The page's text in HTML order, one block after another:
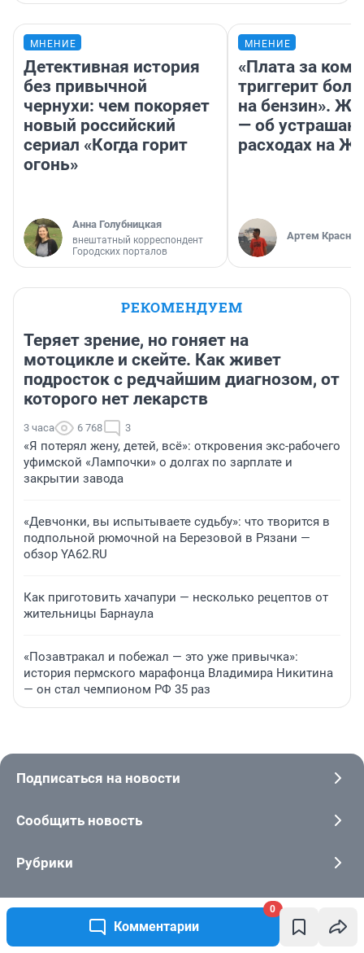
Комментарии
0
МНЕНИЕ
Детективная история
без привычной
чернухи: чем покоряет
новый российский
сериал «Когда горит
огонь»
Анна Голубницкая
внештатный корреспондент
Городских порталов
МНЕНИЕ
«Плата за
триггерит
на бензин».
— об
расходах на
Артем Краснов
РЕКОМЕНДУЕМ
Теряет зрение, но гоняет на
мотоцикле и скейте. Как живет
подросток с редчайшим диагнозом, от
которого нет лекарств
3 часа 6 768 3
«Я потерял жену, детей, всё»: откровения экс-рабочего
уфимской «Лампочки» о долгах по зарплате и
закрытии завода
«Девчонки, вы испытываете судьбу»: что творится в
подпольной рюмочной на Березовой в Рязани —
обзор YA62.RU
Как приготовить хачапури — несколько рецептов от
жительницы Барнаула
«Позавтракал и побежал — это уже привычка»:
история пермского марафонца Владимира Никитина
— он стал чемпионом РФ 35 раз
Подписаться на новости
Сообщить новость
Рубрики
Реклама на сайте
Прайс-лист